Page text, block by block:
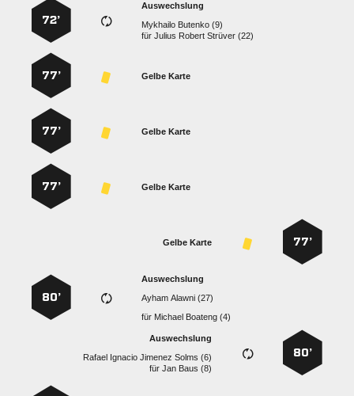
Auswechslung
  
für   
72’
Gelbe Karte
77’
Gelbe Karte
77’
Gelbe Karte
77’
77’
Gelbe Karte
Auswechslung
  
für   
80’
80’
Auswechslung
    
für  